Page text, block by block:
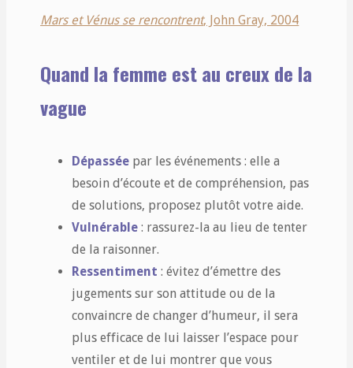
Mars et Vénus se rencontrent, John Gray, 2004
Quand la femme est au creux de la
vague
Dépassée par les événements : elle a
besoin d’écoute et de compréhension, pas
de solutions, proposez plutôt votre aide.
Vulnérable : rassurez-la au lieu de tenter
de la raisonner.
Ressentiment : évitez d’émettre des
jugements sur son attitude ou de la
convaincre de changer d’humeur, il sera
plus efficace de lui laisser l’espace pour
ventiler et de lui montrer que vous